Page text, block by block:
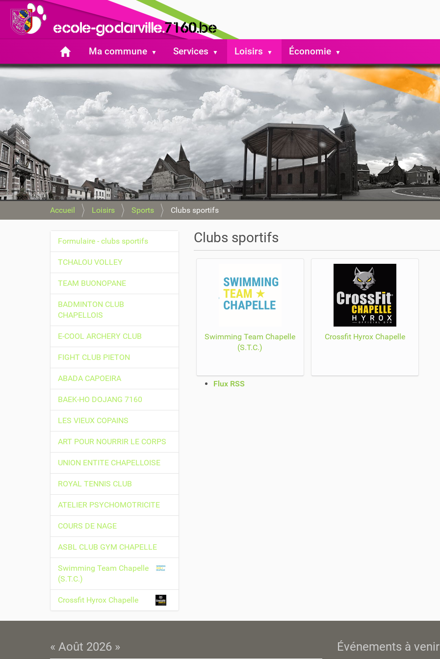
Ma commune Services Loisirs Économie
V
o
u
ê
e
i
Accueil Loisirs Sports Clubs sportifs
Clubs sportifs
Swimming Team Chapelle
(S.T.C.)
Crossfit Hyrox Chapelle
Flux RSS
N
a
v
i
g
a
t
i
o
n
Formulaire - clubs sportifs
TCHALOU VOLLEY
TEAM BUONOPANE
BADMINTON CLUB
CHAPELLOIS
E-COOL ARCHERY CLUB
FIGHT CLUB PIETON
ABADA CAPOEIRA
BAEK-HO DOJANG 7160
LES VIEUX COPAINS
ART POUR NOURRIR LE CORPS
UNION ENTITE CHAPELLOISE
ROYAL TENNIS CLUB
ATELIER PSYCHOMOTRICITE
COURS DE NAGE
ASBL CLUB GYM CHAPELLE
Swimming Team Chapelle
(S.T.C.)
Crossfit Hyrox Chapelle
« Août 2026 » Événements à venir